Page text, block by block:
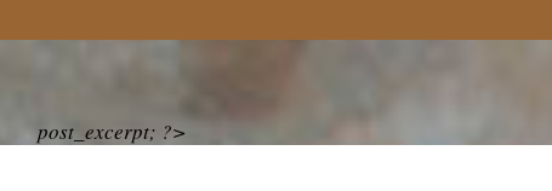
post_excerpt; ?>